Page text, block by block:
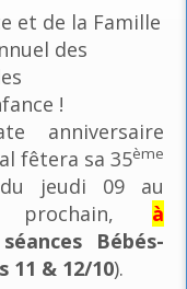
et de la Famille
des
!
anniversaire
fêtera sa 35ème
jeudi 09 au
prochain, à
Bébés-
11 & 12/10).